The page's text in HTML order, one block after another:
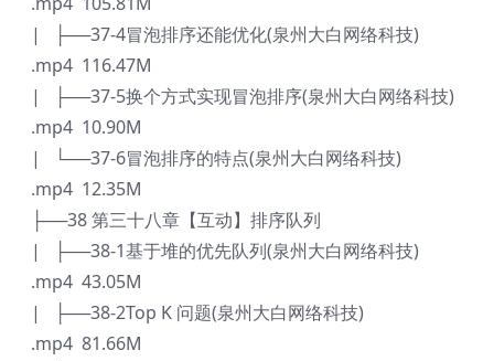
| ├──37-4冒泡排序还能优化(泉州大白网络科技)
.mp4 116.47M
| ├──37-5换个方式实现冒泡排序(泉州大白网络科技)
.mp4 10.90M
| └──37-6冒泡排序的特点(泉州大白网络科技)
.mp4 12.35M
├──38 第三十八章【互动】排序队列
| ├──38-1基于堆的优先队列(泉州大白网络科技)
.mp4 43.05M
| ├──38-2Top K 问题(泉州大白网络科技)
.mp4 81.66M